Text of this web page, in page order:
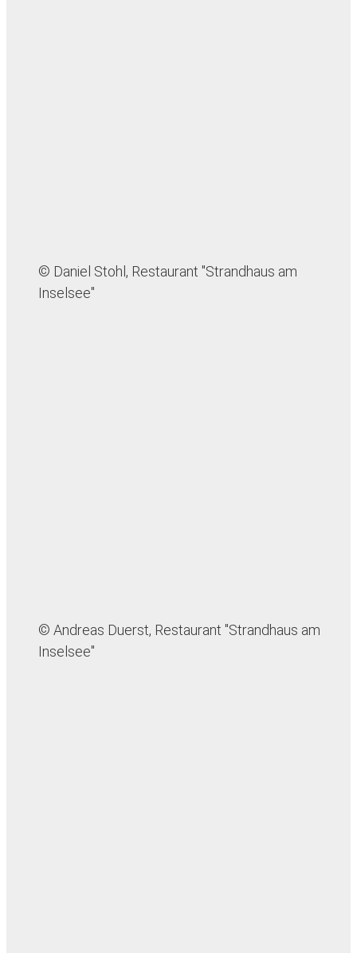
© Daniel Stohl, Restaurant "Strandhaus am
Inselsee"
© Andreas Duerst, Restaurant "Strandhaus am
Inselsee"